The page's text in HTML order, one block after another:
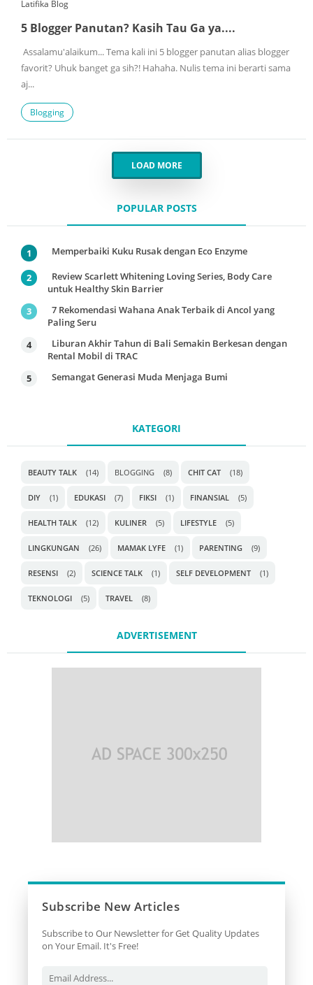
Latifika Blog
5 Blogger Panutan? Kasih Tau Ga ya....
Assalamu'alaikum... Tema kali ini 5 blogger panutan alias blogger
favorit? Uhuk banget ga sih?! Hahaha. Nulis tema ini berarti sama
aj...
Blogging
LOAD MORE
POPULAR POSTS
Memperbaiki Kuku Rusak dengan Eco Enzyme
Review Scarlett Whitening Loving Series, Body Care
untuk Healthy Skin Barrier
7 Rekomendasi Wahana Anak Terbaik di Ancol yang
Paling Seru
Liburan Akhir Tahun di Bali Semakin Berkesan dengan
Rental Mobil di TRAC
Semangat Generasi Muda Menjaga Bumi
KATEGORI
BEAUTY TALK (14) BLOGGING (8) CHIT CAT (18)
DIY (1) EDUKASI (7) FIKSI (1) FINANSIAL (5)
HEALTH TALK (12) KULINER (5) LIFESTYLE (5)
LINGKUNGAN (26) MAMAK LYFE (1) PARENTING (9)
RESENSI (2) SCIENCE TALK (1) SELF DEVELOPMENT (1)
TEKNOLOGI (5) TRAVEL (8)
ADVERTISEMENT
Subscribe New Articles
Subscribe to Our Newsletter for Get Quality Updates
on Your Email. It's Free!